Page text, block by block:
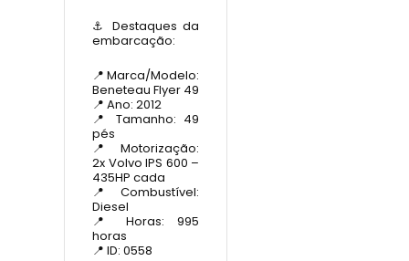
⚓ Destaques da
embarcação:
📍 Marca/Modelo:
Beneteau Flyer 49
📍 Ano: 2012
📍 Tamanho: 49
pés
📍 Motorização:
2x Volvo IPS 600 –
435HP cada
📍 Combustível:
Diesel
📍 Horas: 995
horas
📍 ID: 0558